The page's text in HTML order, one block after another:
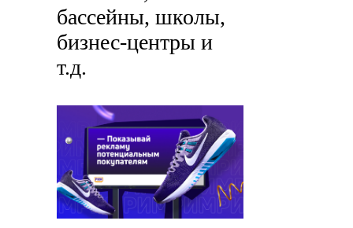
бассейны, школы,
бизнес-центры и
т.д.